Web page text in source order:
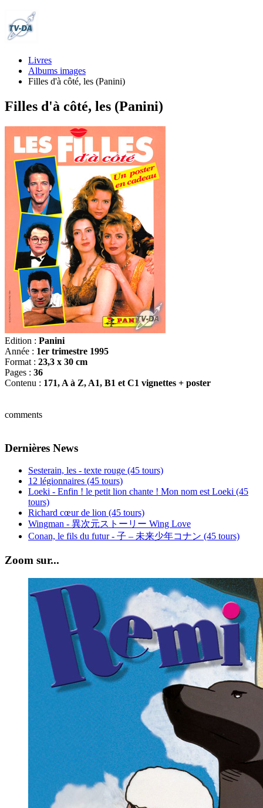
Livres
Albums images
Filles d'à côté, les (Panini)
Filles d'à côté, les (Panini)
Edition : Panini
Année : 1er trimestre 1995
Format : 23,3 x 30 cm
Pages : 36
Contenu : 171, A à Z, A1, B1 et C1 vignettes + poster
comments
Dernières News
Sesterain, les - texte rouge (45 tours)
12 légionnaires (45 tours)
Loeki - Enfin ! le petit lion chante ! Mon nom est Loeki (45
tours)
Richard cœur de lion (45 tours)
Wingman - 異次元ストーリー Wing Love
Conan, le fils du futur - 子 – 未来少年コナン (45 tours)
Zoom sur...